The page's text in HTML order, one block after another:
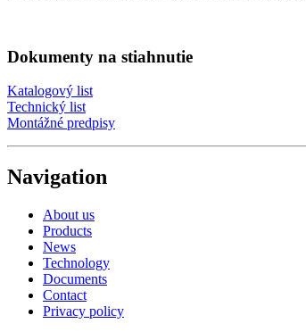
Dokumenty na stiahnutie
Katalogový list
Technický list
Montážné predpisy
Navigation
About us
Products
News
Technology
Documents
Contact
Privacy policy